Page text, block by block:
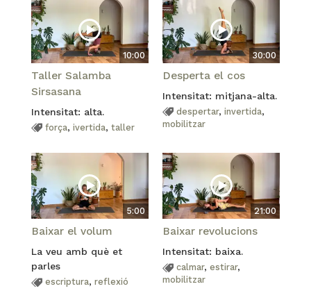
10:00
Taller Salamba
Sirsasana
Intensitat: alta.
força, ivertida, taller
30:00
Desperta el cos
Intensitat: mitjana-alta.
despertar, invertida,
mobilitzar
5:00
Baixar el volum
La veu amb què et
parles
escriptura, reflexió
21:00
Baixar revolucions
Intensitat: baixa.
calmar, estirar,
mobilitzar